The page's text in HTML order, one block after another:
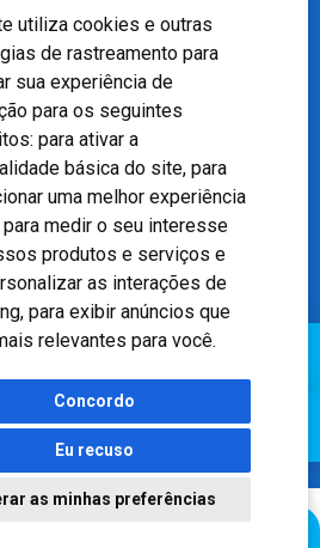
utiliza cookies e outras
de rastreamento para
sua experiência de
para os seguintes
para ativar a
básica do site, para
uma melhor experiência
para medir o seu interesse
produtos e serviços e
as interações de
, para exibir anúncios que
relevantes para você.
Concordo
Eu recuso
as minhas preferências
- 3º andar - Teresópolis, Porto Alegre -
andar – Floresta, Porto Alegre – RS,
Luiz Antonio Nasi - CREMERS 11217
Vento - Registro Empresa (CRM-RS): 425